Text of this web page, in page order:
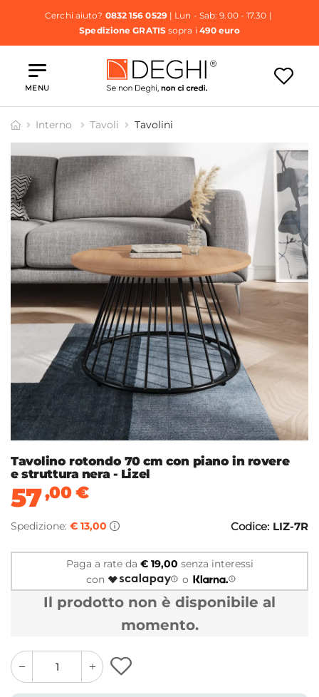
Cerchi aiuto? 0832 156 0529| Lun - Sab: 9.00 - 17.30 |
Spedizione GRATISsopra i 490 euro
MENU
Interno Tavoli Tavolini
Tavolino rotondo 70 cm con piano in rovere
e struttura nera - Lizel
57,00€
Spedizione: € 13,00 Codice: LIZ-7R
Paga a rate da € 19,00 senza interessi
con
o
Il prodotto non è disponibile al
momento.
quantity
button
quantity
minus
button